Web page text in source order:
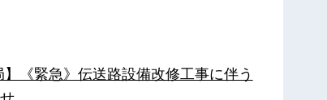
《緊急》伝送路設備改修工事に伴う